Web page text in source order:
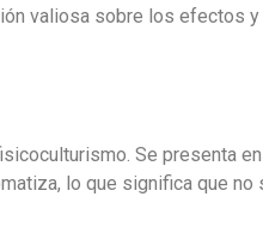
valiosa sobre los efectos y
Se presenta
lo que significa que no